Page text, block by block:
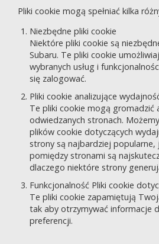
Pliki cookie mogą spełniać kilka
Niezbędne pliki cookie
Niektóre pliki cookie są
Subaru. Te pliki cookie
wybranych usług i
się zalogować.
Pliki cookie analizujące
Te pliki cookie mogą gromadzić
odwiedzanych stronach.
plików cookie dotyczących
strony są najbardziej popularne,
pomiędzy stronami są
dlaczego niektóre strony
Funkcjonalność Pliki cookie
Te pliki cookie zapamiętują
tak aby otrzymywać informacje
preferencji.